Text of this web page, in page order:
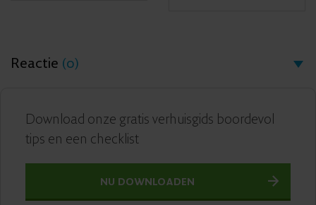
Reactie (0)
Download onze gratis verhuisgids boordevol
tips en een checklist
NU DOWNLOADEN